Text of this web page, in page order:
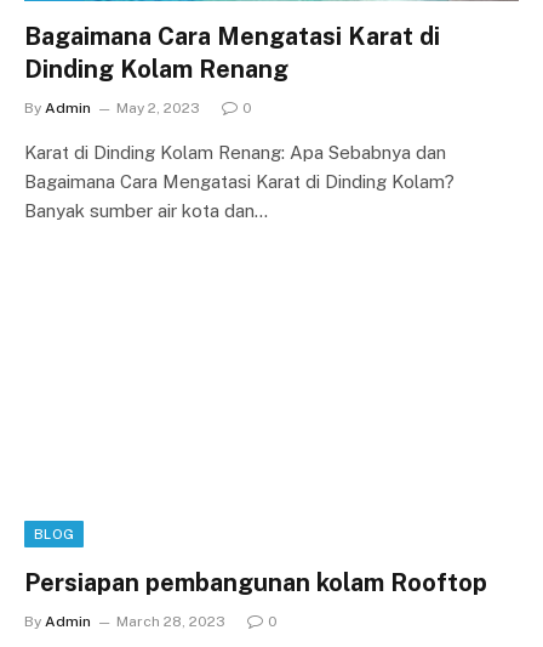
Bagaimana Cara Mengatasi Karat di
Dinding Kolam Renang
By Admin May 2, 2023 0
Karat di Dinding Kolam Renang: Apa Sebabnya dan
Bagaimana Cara Mengatasi Karat di Dinding Kolam?
Banyak sumber air kota dan…
BLOG
Persiapan pembangunan kolam Rooftop
By Admin March 28, 2023 0